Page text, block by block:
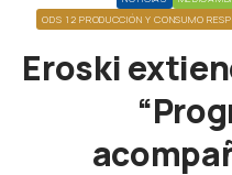
ODS 12 PRODUCCIÓN Y CONSUMO
Eroski